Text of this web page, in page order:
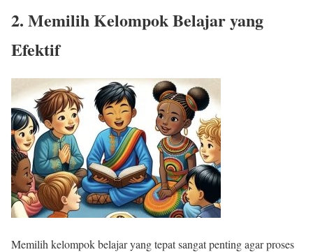
2. Memilih Kelompok Belajar yang
Efektif
Memilih kelompok belajar yang tepat sangat penting agar proses